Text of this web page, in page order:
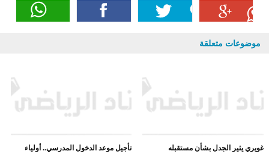
موضوعات متعلقة
غويري يثير الجدل بشأن مستقبله تأجيل موعد الدخول المدرسي.. أولياء